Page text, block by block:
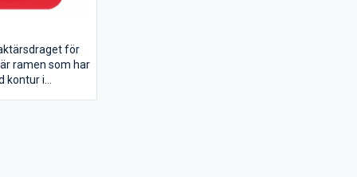
för
ramen som har
kontur i